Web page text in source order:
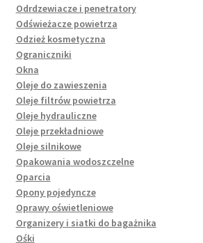
Odrdzewiacze i penetratory
Odświeżacze powietrza
Odzież kosmetyczna
Ograniczniki
Okna
Oleje do zawieszenia
Oleje filtrów powietrza
Oleje hydrauliczne
Oleje przekładniowe
Oleje silnikowe
Opakowania wodoszczelne
Oparcia
Opony pojedyncze
Oprawy oświetleniowe
Organizery i siatki do bagażnika
Ośki